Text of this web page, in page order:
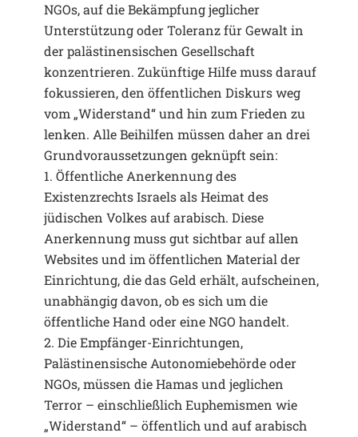
NGOs, auf die Bekämpfung jeglicher
Unterstützung oder Toleranz für Gewalt in
der palästinensischen Gesellschaft
konzentrieren. Zukünftige Hilfe muss darauf
fokussieren, den öffentlichen Diskurs weg
vom „Widerstand“ und hin zum Frieden zu
lenken. Alle Beihilfen müssen daher an drei
Grundvoraussetzungen geknüpft sein:
1. Öffentliche Anerkennung des
Existenzrechts Israels als Heimat des
jüdischen Volkes auf arabisch. Diese
Anerkennung muss gut sichtbar auf allen
Websites und im öffentlichen Material der
Einrichtung, die das Geld erhält, aufscheinen,
unabhängig davon, ob es sich um die
öffentliche Hand oder eine NGO handelt.
2. Die Empfänger-Einrichtungen,
Palästinensische Autonomiebehörde oder
NGOs, müssen die Hamas und jeglichen
Terror – einschließlich Euphemismen wie
„Widerstand“ – öffentlich und auf arabisch